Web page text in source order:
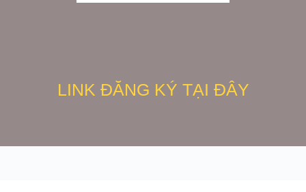
LINK ĐĂNG KÝ TẠI ĐÂY